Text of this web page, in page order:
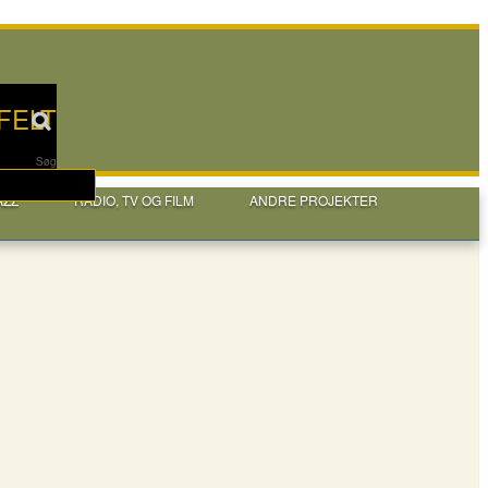
Søg
RADIO, TV OG FILM
ANDRE PROJEKTER